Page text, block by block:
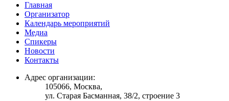
Главная
Организатор
Календарь мероприятий
Медиа
Спикеры
Новости
Контакты
Адрес организации:
105066, Москва,
ул. Старая Басманная, 38/2, строение 3